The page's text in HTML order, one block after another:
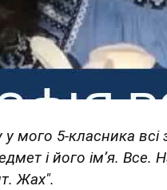
у мого 5-класника
і його імʼя. Все.
Жах".